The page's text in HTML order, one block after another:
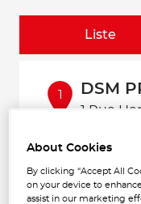
Liste
1
km
DSM
1 Rue
About Cookies
By clicking “Accept All
on your device to
assist in our marketing